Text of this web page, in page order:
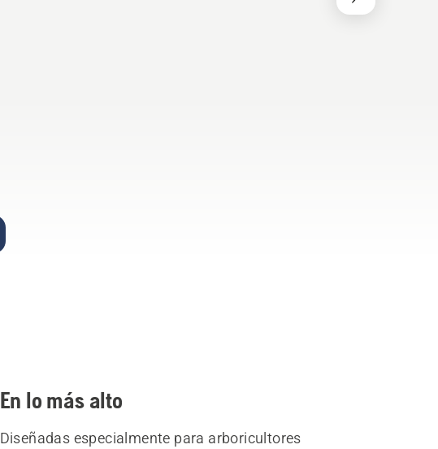
En lo más alto
Diseñadas especialmente para arboricultores